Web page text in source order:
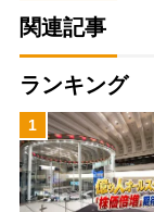
関連記事
ランキング
1